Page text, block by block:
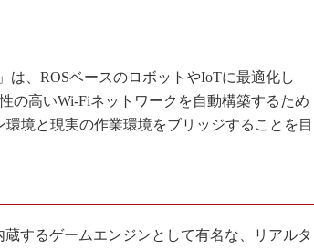
」は、ROSベースのロボットやIoTに最適化し
の高いWi-Fiネットワークを自動構築するため
境と現実の作業環境をブリッジすることを目
するゲームエンジンとして有名な、リアルタ